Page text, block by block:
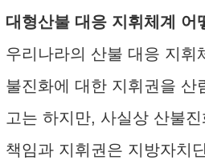
대형산불 대응 지휘체계 어
우리나라의 산불 대응 지휘
불진화에 대한 지휘권을 산
고는 하지만, 사실상 산불
책임과 지휘권은 지방자치